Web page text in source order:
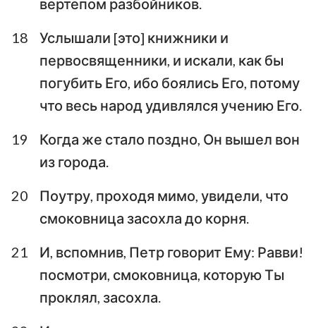
18
Услышали [это] книжники и
первосвященники, и искали, как бы
погубить Его, ибо боялись Его, потому
что весь народ удивлялся учению Его.
19
Когда же стало поздно, Он вышел вон
из города.
20
Поутру, проходя мимо, увидели, что
смоковница засохла до корня.
21
И, вспомнив, Петр говорит Ему: Равви!
посмотри, смоковница, которую Ты
проклял, засохла.